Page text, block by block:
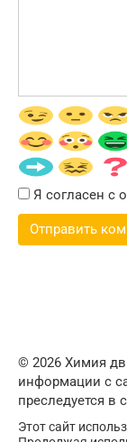
Я согласен с
© 2026 Химия
информации с
преследуется в
Этот сайт